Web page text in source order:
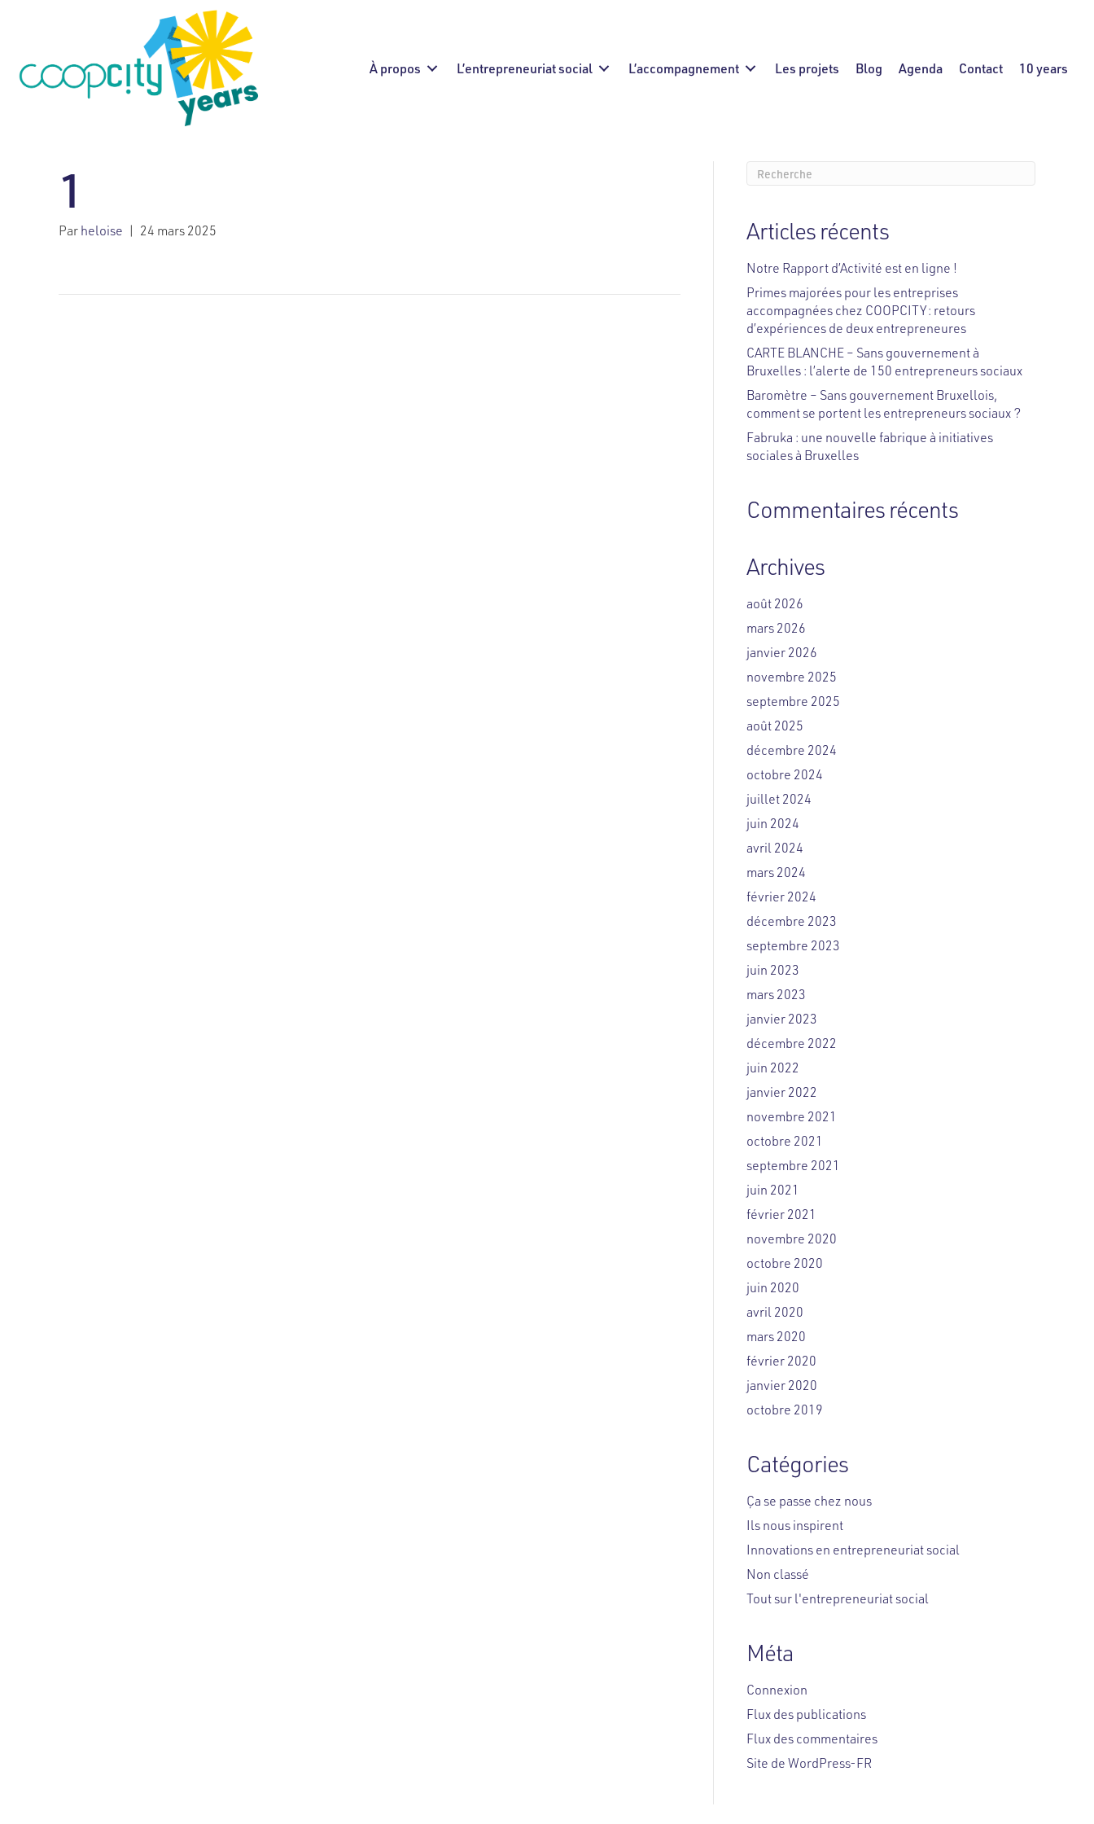
À propos L’entrepreneuriat social L’accompagnement Les projets Blog Agenda Contact 10 years
1
Parheloise | 24 mars 2025 Articles récents
Notre Rapport d’Activité est en ligne !
Primes majorées pour les entreprises
accompagnées chez COOPCITY : retours
d’expériences de deux entrepreneures
CARTE BLANCHE – Sans gouvernement à
Bruxelles : l’alerte de 150 entrepreneurs sociaux
Baromètre – Sans gouvernement Bruxellois,
comment se portent les entrepreneurs sociaux ?
Fabruka : une nouvelle fabrique à initiatives
sociales à Bruxelles
Commentaires récents
Archives
août 2026
mars 2026
janvier 2026
novembre 2025
septembre 2025
août 2025
décembre 2024
octobre 2024
juillet 2024
juin 2024
avril 2024
mars 2024
février 2024
décembre 2023
septembre 2023
juin 2023
mars 2023
janvier 2023
décembre 2022
juin 2022
janvier 2022
novembre 2021
octobre 2021
septembre 2021
juin 2021
février 2021
novembre 2020
octobre 2020
juin 2020
avril 2020
mars 2020
février 2020
janvier 2020
octobre 2019
Catégories
Ça se passe chez nous
Ils nous inspirent
Innovations en entrepreneuriat social
Non classé
Tout sur l'entrepreneuriat social
Méta
Connexion
Flux des publications
Flux des commentaires
Site de WordPress-FR